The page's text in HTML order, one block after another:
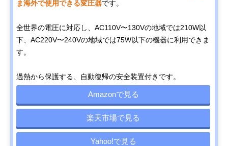
ま海外で使用できる変圧器です。
全世界の電圧に対応し、AC110V〜130Vの地域では210W以
下、AC220V〜240Vの地域では75W以下の機器に利用できま
す。
過熱から保護する、自動復帰の安全装置付きです。
Amazonで見る
楽天市場で見る
Yahoo!で見る